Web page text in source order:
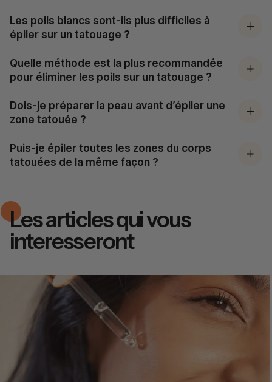
Les poils blancs sont-ils plus difficiles à
épiler sur un tatouage ?
Quelle méthode est la plus recommandée
pour éliminer les poils sur un tatouage ?
Dois-je préparer la peau avant d’épiler une
zone tatouée ?
Puis-je épiler toutes les zones du corps
tatouées de la même façon ?
Les articles qui vous
interesseront